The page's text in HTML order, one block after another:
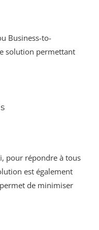
Business-to-
solution permettant
pour répondre à tous
est également
de minimiser